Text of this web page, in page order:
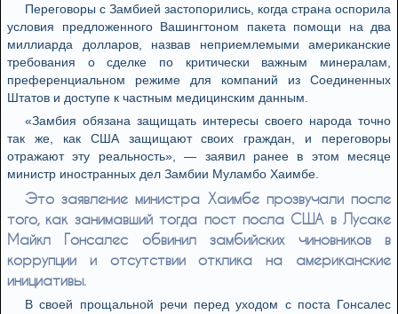
Переговоры с Замбией застопорились, когда страна оспорила
условия предложенного Вашингтоном пакета помощи на два
миллиарда долларов, назвав неприемлемыми американские
требования о сделке по критически важным минералам,
преференциальном режиме для компаний из Соединенных
Штатов и доступе к частным медицинским данным.
«Замбия обязана защищать интересы своего народа точно
так же, как США защищают своих граждан, и переговоры
отражают эту реальность», — заявил ранее в этом месяце
министр иностранных дел Замбии Муламбо Хаимбе.
Это заявление министра Хаимбе прозвучали после
того, как занимавший тогда пост посла США в Лусаке
Майкл Гонсалес обвинил замбийских чиновников в
коррупции и отсутствии отклика на американские
инициативы.
В своей прощальной речи перед уходом с поста Гонсалес